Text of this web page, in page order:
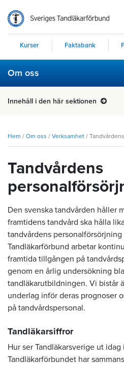
Kurser Faktabank
Om oss
Innehåll i den här sektionen
Hem / Om oss / Verksamhet /
Tandvårdens
Den svenska tandvården håller
framtidens tandvård ska hålla
tandvårdens
Tandläkarförbund arbetar
framtida tillgången på
genom en årlig undersökning
tandläkarutbildningen. Vi bistår
underlag inför deras prognoser
på tandvårdspersonal.
Tandläkarsiffror
Hur ser Tandläkarsverige ut idag
Tandläkarförbundet har